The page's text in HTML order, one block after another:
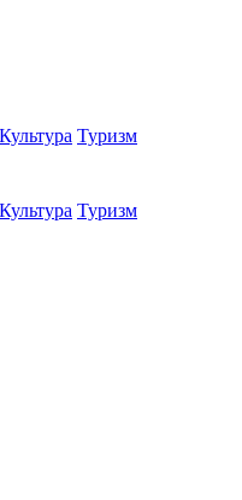
Культура Туризм
Культура Туризм